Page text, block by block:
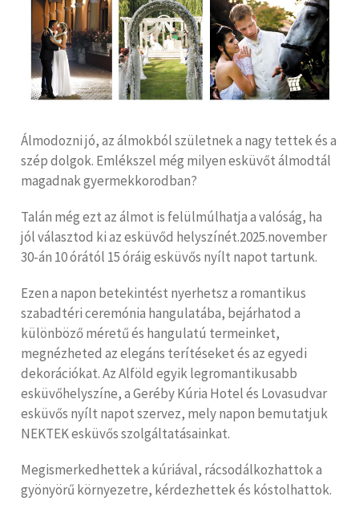
Álmodozni jó, az álmokból születnek a nagy tettek és a
szép dolgok. Emlékszel még milyen esküvőt álmodtál
magadnak gyermekkorodban?
Talán még ezt az álmot is felülmúlhatja a valóság, ha
jól választod ki az esküvőd helyszínét.2025.november
30-án 10 órától 15 óráig esküvős nyílt napot tartunk.
Ezen a napon betekintést nyerhetsz a romantikus
szabadtéri ceremónia hangulatába, bejárhatod a
különböző méretű és hangulatú termeinket,
megnézheted az elegáns terítéseket és az egyedi
dekorációkat. Az Alföld egyik legromantikusabb
esküvőhelyszíne, a Geréby Kúria Hotel és Lovasudvar
esküvős nyílt napot szervez, mely napon bemutatjuk
NEKTEK esküvős szolgáltatásainkat.
Megismerkedhettek a kúriával, rácsodálkozhattok a
gyönyörű környezetre, kérdezhettek és kóstolhattok.